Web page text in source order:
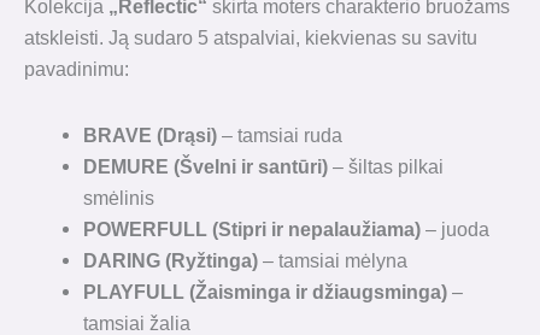
Kolekcija „Reflectic“ skirta moters charakterio bruožams
atskleisti. Ją sudaro 5 atspalviai, kiekvienas su savitu
pavadinimu:
BRAVE (Drąsi) – tamsiai ruda
DEMURE (Švelni ir santūri) – šiltas pilkai
smėlinis
POWERFULL (Stipri ir nepalaužiama) – juoda
DARING (Ryžtinga) – tamsiai mėlyna
PLAYFULL (Žaisminga ir džiaugsminga) –
tamsiai žalia